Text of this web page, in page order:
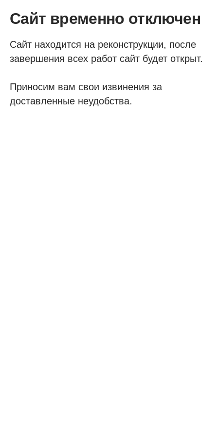
Сайт временно отключен
Сайт находится на реконструкции, после
завершения всех работ сайт будет открыт.
Приносим вам свои извинения за
доставленные неудобства.